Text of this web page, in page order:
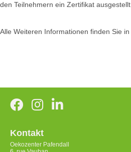
den Teilnehmern ein Zertifikat
Alle Weiteren Informationen finden Sie
Kontakt
Oekozenter Pafendall